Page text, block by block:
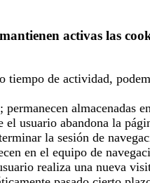
activas las
tiempo de actividad,
permanecen almacenadas
el usuario abandona la
la sesión de
en el equipo de
realiza una nueva